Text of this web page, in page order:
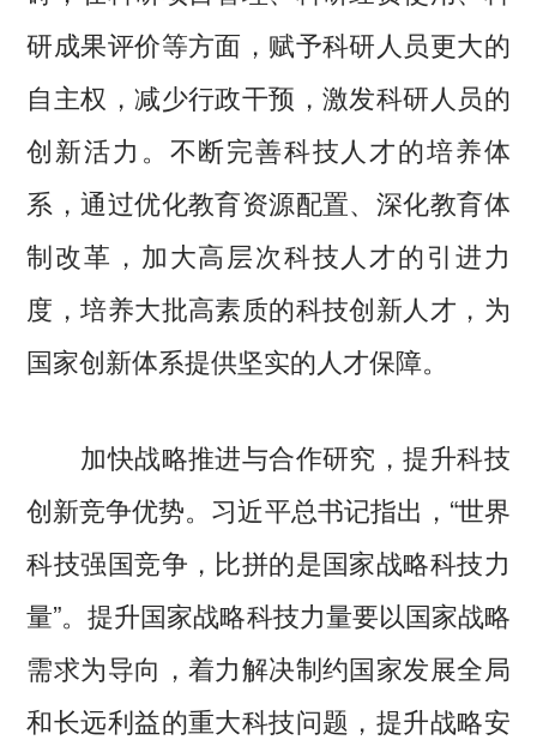
研成果评价等方面，赋予科研人员更大的
自主权，减少行政干预，激发科研人员的
创新活力。不断完善科技人才的培养体
系，通过优化教育资源配置、深化教育体
制改革，加大高层次科技人才的引进力
度，培养大批高素质的科技创新人才，为
国家创新体系提供坚实的人才保障。
加快战略推进与合作研究，提升科技
创新竞争优势。习近平总书记指出，“世界
科技强国竞争，比拼的是国家战略科技力
量”。提升国家战略科技力量要以国家战略
需求为导向，着力解决制约国家发展全局
和长远利益的重大科技问题，提升战略安